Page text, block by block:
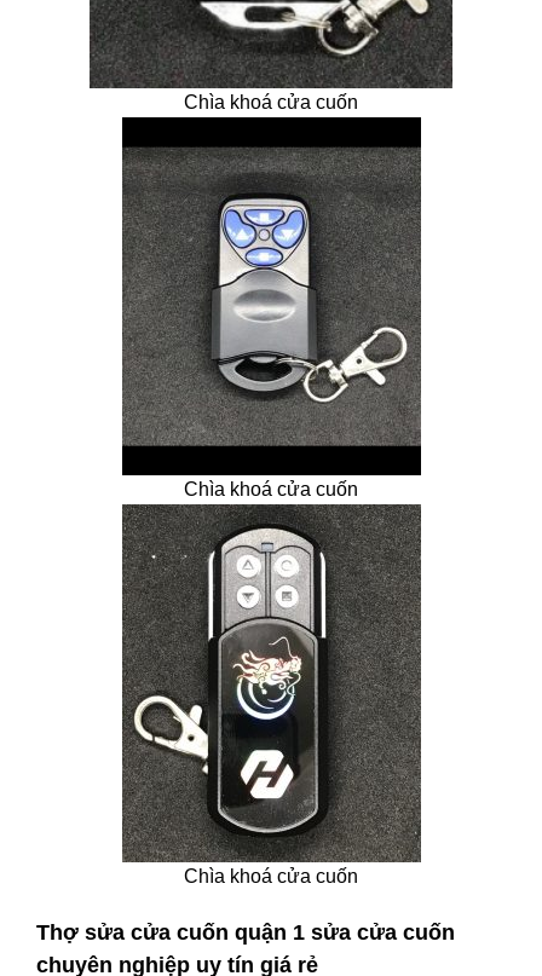
Chìa khoá cửa cuốn
Chìa khoá cửa cuốn
Chìa khoá cửa cuốn
Thợ sửa cửa cuốn quận 1 sửa cửa cuốn
chuyên nghiệp uy tín giá rẻ